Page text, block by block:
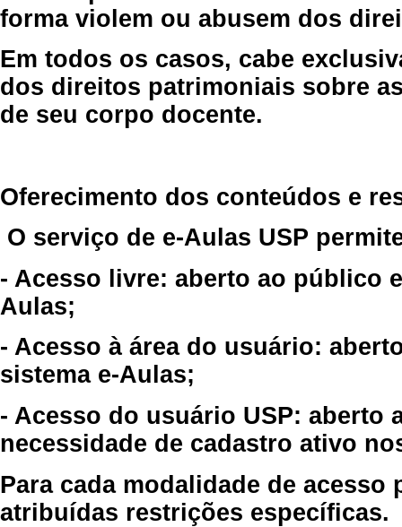
forma violem ou abusem dos
Em todos os casos, cabe
dos direitos patrimoniais sobre
de seu corpo docente.
Oferecimento dos conteúdos e
O serviço de e-Aulas USP
- Acesso livre: aberto ao público
Aulas;
- Acesso à área do usuário:
sistema e-Aulas;
- Acesso do usuário USP: aberto
necessidade de cadastro ativo
Para cada modalidade de
atribuídas restrições específicas.